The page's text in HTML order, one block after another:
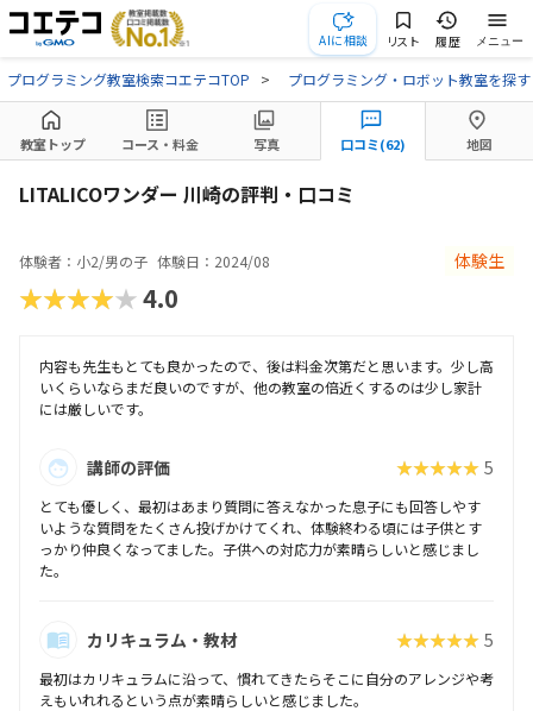
AIに相談 リスト 履歴 メニュー
プログラミング教室検索コエテコTOP プログラミング・ロボット教室を探す
教室トップ コース・料金 写真 口コミ(62) 地図
LITALICOワンダー 川崎の評判・口コミ
体験者：小2/男の子 体験日：2024/08 体験生
★★★★★4.0
内容も先生もとても良かったので、後は料金次第だと思います。少し高
いくらいならまだ良いのですが、他の教室の倍近くするのは少し家計
には厳しいです。
講師の評価 ★★★★★ 5
とても優しく、最初はあまり質問に答えなかった息子にも回答しやす
いような質問をたくさん投げかけてくれ、体験終わる頃には子供とす
っかり仲良くなってました。子供への対応力が素晴らしいと感じまし
た。
カリキュラム・教材 ★★★★★ 5
最初はカリキュラムに沿って、慣れてきたらそこに自分のアレンジや考
えもいれれるという点が素晴らしいと感じました。